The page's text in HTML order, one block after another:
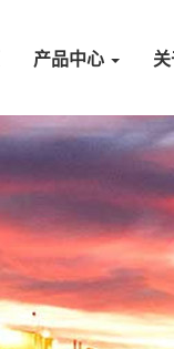
产品中心 关